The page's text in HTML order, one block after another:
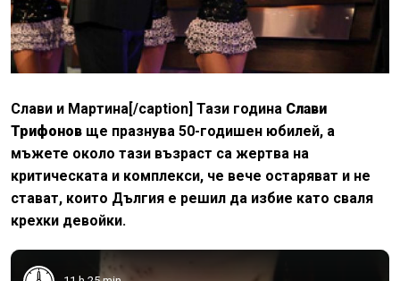
Слави и Мартина[/caption] Тази година Слави
Трифонов ще празнува 50-годишен юбилей, а
мъжете около тази възраст са жертва на
критическата и комплекси, че вече остаряват и не
стават, които Дългия е решил да избие като сваля
крехки девойки.